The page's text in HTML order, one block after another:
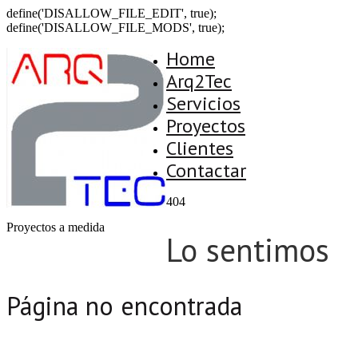
define('DISALLOW_FILE_EDIT', true);
define('DISALLOW_FILE_MODS', true);
Proyectos a medida
Home
Arq2Tec
Servicios
Proyectos
Clientes
Contactar
404
Lo sentimos
Página no encontrada